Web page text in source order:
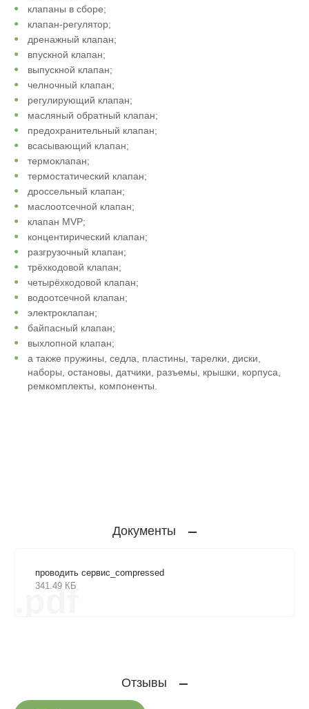
клапаны в сборе;
клапан-регулятор;
дренажный клапан;
впускной клапан;
выпускной клапан;
челночный клапан;
регулирующий клапан;
масляный обратный клапан;
предохранительный клапан;
всасывающий клапан;
термоклапан;
термостатический клапан;
дроссельный клапан;
маслоотсечной клапан;
клапан MVP;
концентирический клапан;
разгрузочный клапан;
трёхкодовой клапан;
четырёхкодовой клапан;
водоотсечной клапан;
электроклапан;
байпасный клапан;
выхлопной клапан;
а также пружины, седла, пластины, тарелки, диски,
наборы, остановы, датчики, разъемы, крышки, корпуса,
ремкомплекты, компоненты.
Документы
проводить сервис_compressed
341.49 КБ
.pdf
Отзывы